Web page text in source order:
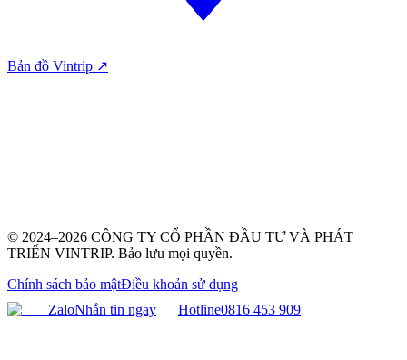
Bản đồ Vintrip ↗
© 2024–2026 CÔNG TY CỔ PHẦN ĐẦU TƯ VÀ PHÁT
TRIỂN VINTRIP. Bảo lưu mọi quyền.
Chính sách bảo mậtĐiều khoản sử dụng
ZaloNhắn tin ngay Hotline0816 453 909